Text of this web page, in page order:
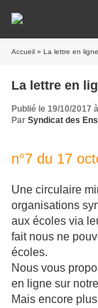
Accueil » La lettre en
La lettre en
Publié le 19/10/2017
Par Syndicat des
n°7 du 17
Une circulaire
organisations
aux écoles via
fait nous ne
écoles.
Nous vous
en ligne sur
Mais encore